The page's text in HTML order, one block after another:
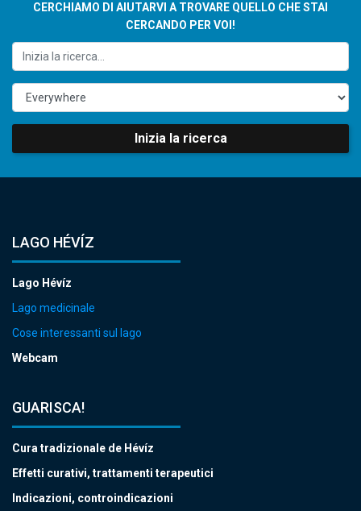
CERCHIAMO DI AIUTARVI A TROVARE QUELLO CHE STAI
CERCANDO PER VOI!
Inizia la ricerca
LAGO HÉVÍZ
Lago Hévíz
Lago medicinale
Cose interessanti sul lago
Webcam
GUARISCA!
Cura tradizionale de Hévíz
Effetti curativi, trattamenti terapeutici
Indicazioni, controindicazioni